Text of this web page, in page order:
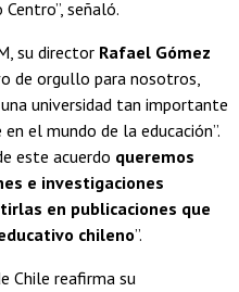
señaló.
su director Rafael Gómez
de orgullo para nosotros,
universidad tan importante
el mundo de la educación”.
este acuerdo queremos
e investigaciones
en publicaciones que
chileno”.
Chile reafirma su